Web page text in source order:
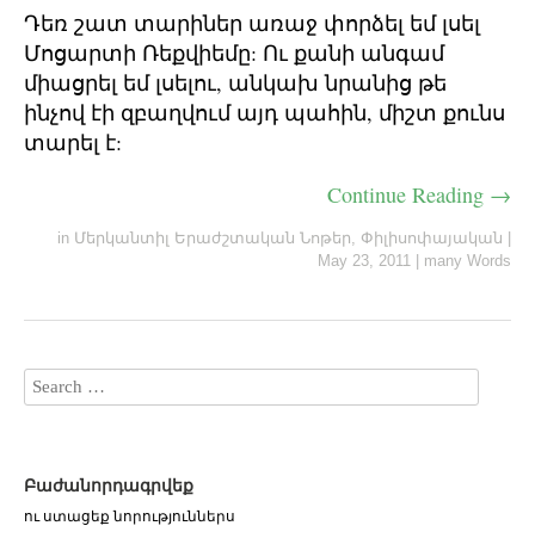
Դեռ շատ տարիներ առաջ փորձել եմ լսել
Մոցարտի Ռեքվիեմը: Ու քանի անգամ
միացրել եմ լսելու, անկախ նրանից թե
ինչով էի զբաղվում այդ պահին, միշտ քունս
տարել է:
Continue Reading →
in Մերկանտիլ Երաժշտական Նոթեր, Փիլիսոփայական
May 23, 2011
many Words
Բաժանորդագրվեք
ու ստացեք նորություններս